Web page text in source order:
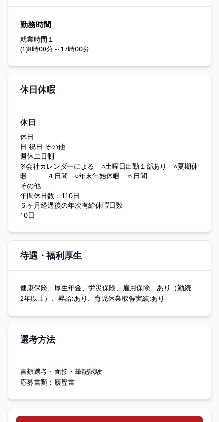
勤務時間
就業時間１
(1)8時00分～17時00分
休日休暇
休日
休日
日 祝日 その他
週休二日制
※会社カレンダーによる ○土曜日出勤１部あり ○夏期休
暇 ４日間 ○年末年始休暇 ６日間
その他
年間休日数：110日
６ヶ月経過後の年次有給休暇日数
10日
待遇・福利厚生
健康保険、厚生年金、労災保険、雇用保険、あり（勤続
2年以上）、昇給:あり、育児休業取得実績:あり
選考方法
書類選考・面接・筆記試験
応募書類：履歴書